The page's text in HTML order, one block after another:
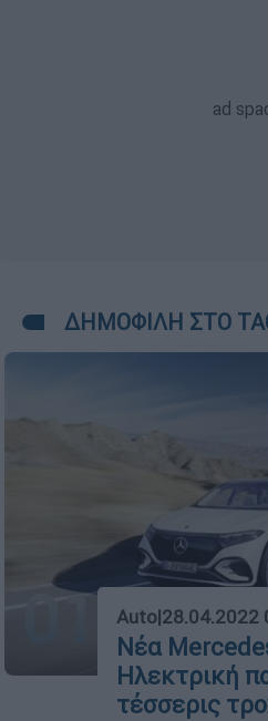
ΔΗΜΟΦΙΛΗ ΣΤΟ
01 Auto|28.04.2022
Νέα
Ηλεκτρική
τέσσερις